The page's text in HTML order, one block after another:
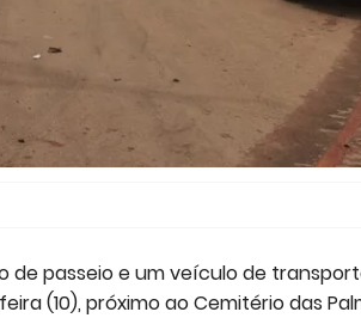
de passeio e um veículo de
(10), próximo ao Cemitério das